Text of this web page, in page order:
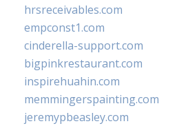
hrsreceivables.com
empconst1.com
cinderella-support.com
bigpinkrestaurant.com
inspirehuahin.com
memmingerspainting.com
jeremypbeasley.com